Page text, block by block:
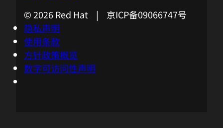
© 2026 Red Hat | 京ICP备09066747号
隐私声明
使用条款
方针政策概览
数字可访问性声明